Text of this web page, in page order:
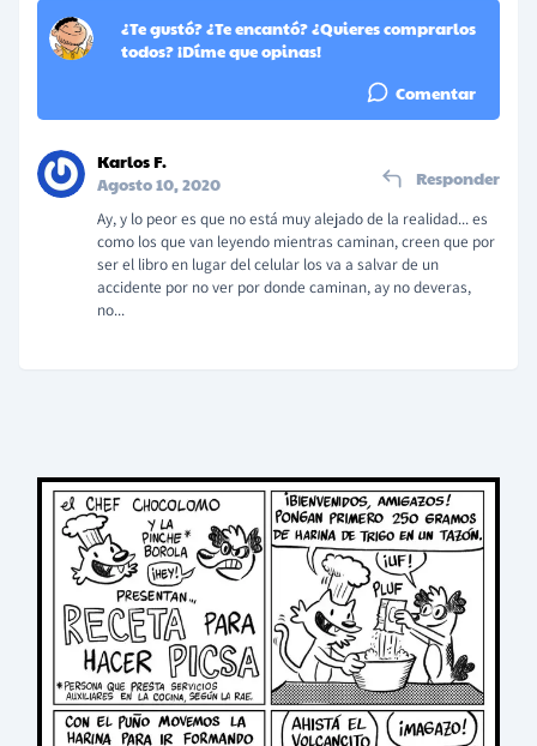
¿Te gustó? ¿Te encantó? ¿Quieres comprarlos
todos? ¡Díme que opinas!
Comentar
Karlos F.
Agosto 10, 2020
Ay, y lo peor es que no está muy alejado de la realidad... es
como los que van leyendo mientras caminan, creen que por
ser el libro en lugar del celular los va a salvar de un
accidente por no ver por donde caminan, ay no deveras,
no...
Responder